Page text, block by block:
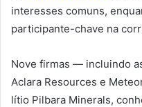
interesses comuns,
participante-chave na
Nove firmas — incluindo
Aclara Resources e
lítio Pilbara Minerals,